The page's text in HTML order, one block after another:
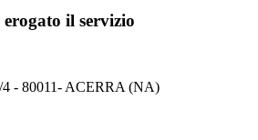
il servizio
4 - 80011- ACERRA (NA)